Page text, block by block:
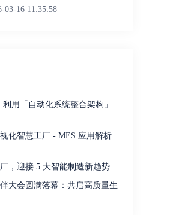
03-16 11:35:58
用「自动化系统整合架构」
化智慧工厂 - MES 应用解析
，迎接 5 大智能制造新趋势
大会圆满落幕：共启高质量生